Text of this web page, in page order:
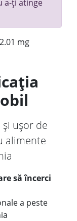
a-ți atinge
mg
și ușor de
alimente
să încerci
a peste